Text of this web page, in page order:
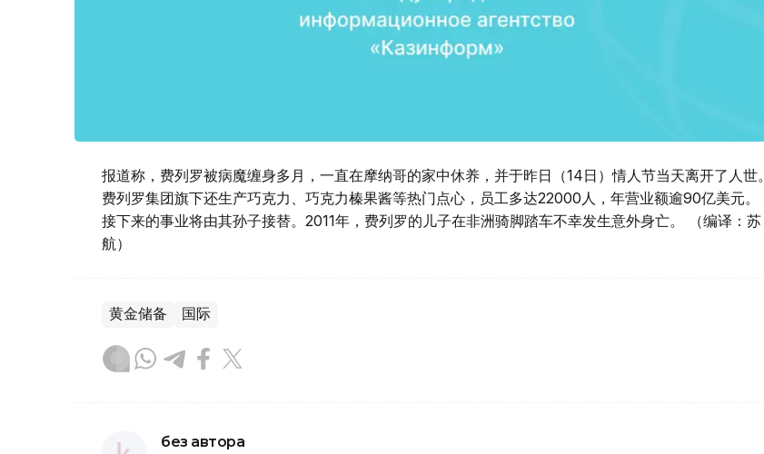
报道称，费列罗被病魔缠身多月，一直在摩纳哥的家中休养，并于昨日（14日）情人节当天离开了人世。
费列罗集团旗下还生产巧克力、巧克力榛果酱等热门点心，员工多达22000人，年营业额逾90亿美元。
接下来的事业将由其孙子接替。2011年，费列罗的儿子在非洲骑脚踏车不幸发生意外身亡。 （编译：苏
航）
黄金储备 国际
без автора